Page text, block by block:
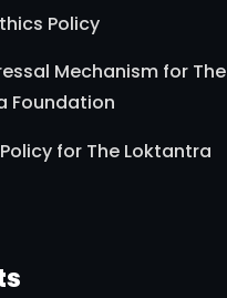
Policy
Mechanism for The
Foundation
for The Loktantra